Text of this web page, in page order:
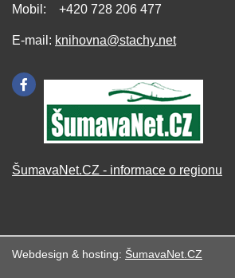
Mobil: +420 728 206 477
E-mail: knihovna@stachy.net
ŠumavaNet.CZ - informace o regionu
Webdesign & hosting: ŠumavaNet.CZ